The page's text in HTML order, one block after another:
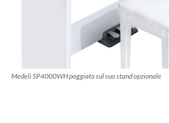
Medeli SP4000WH poggiato sul suo stand opzionale